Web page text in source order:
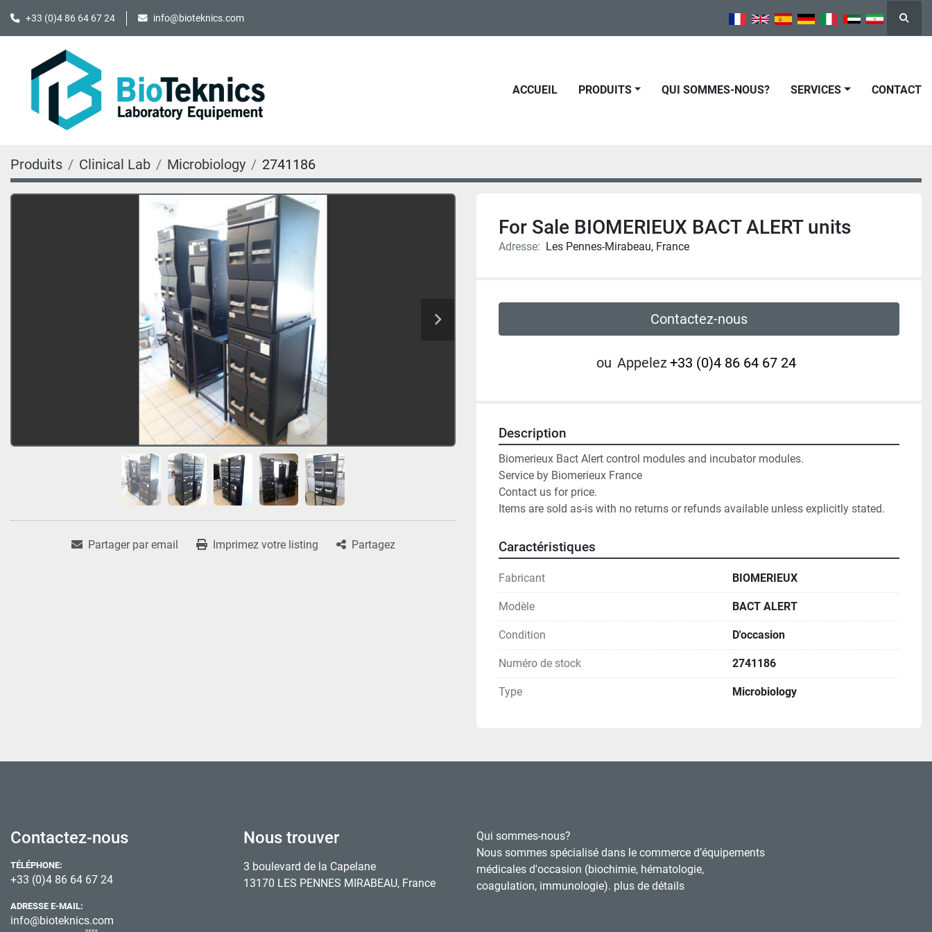
+33 (0)4 86 64 67 24 info@bioteknics.com
ACCUEIL PRODUITS QUI SOMMES-NOUS? SERVICES CONTACT
Produits Clinical Lab Microbiology 2741186
Partager par email Imprimez votre listing Partagez
For Sale BIOMERIEUX BACT ALERT units
Adresse: Les Pennes-Mirabeau, France
Contactez-nous
ou Appelez+33 (0)4 86 64 67 24
Description
Biomerieux Bact Alert control modules and incubator modules.
Service by Biomerieux France
Contact us for price.
Items are sold as-is with no returns or refunds available unless explicitly stated.
Caractéristiques
Fabricant BIOMERIEUX
Modèle BACT ALERT
Condition D'occasion
Numéro de stock 2741186
Type Microbiology
Contactez-nous
TÉLÉPHONE:
+33 (0)4 86 64 67 24
ADRESSE E-MAIL:
info@bioteknics.com
Nous trouver
3 boulevard de la Capelane
13170 LES PENNES MIRABEAU, France
Qui sommes-nous?
Nous sommes spécialisé dans le commerce d’équipements
médicales d'occasion (biochimie, hématologie,
coagulation, immunologie). plus de détails